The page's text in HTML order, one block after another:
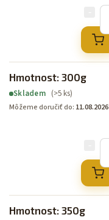
Hmotnost: 300g
Skladem (>5 ks)
Môžeme doručiť do: 11.08.2026
Hmotnost: 350g